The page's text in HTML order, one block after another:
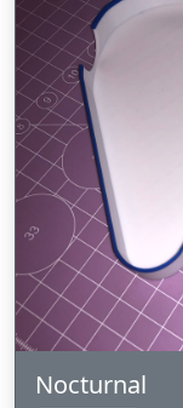
Nocturnal